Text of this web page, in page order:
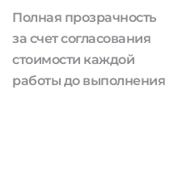
Полная прозрачность
за счет согласования
стоимости каждой
работы до выполнения